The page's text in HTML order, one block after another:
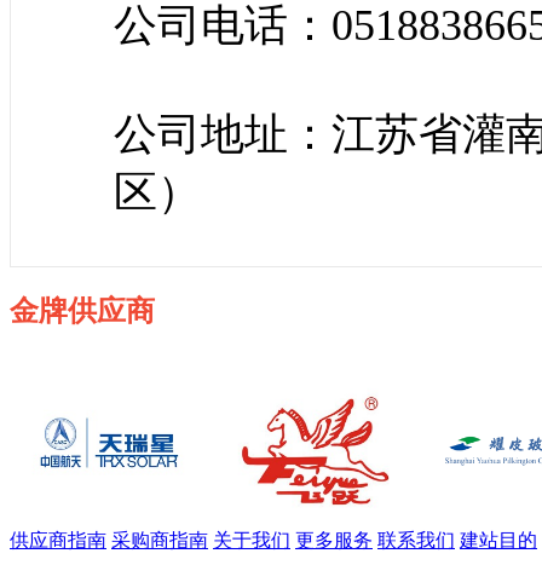
公司电话：
公司地址：江苏省灌
区）
金牌供应商
供应商指南 采购商指南 关于我们 更多服务 联系我们 建站目的